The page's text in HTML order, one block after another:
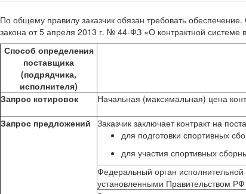
По общему правилу заказчик обязан требовать
закона от 5 апреля 2013 г. № 44-ФЗ «О контрактной
Способ определения
поставщика
(подрядчика,
исполнителя)
Запрос котировок
Начальная (максимальная) цена
Запрос предложений Заказчик заключает контракт на
для подготовки спортивных
для участия спортивных
Федеральный орган исполнительной
установленными Правительством